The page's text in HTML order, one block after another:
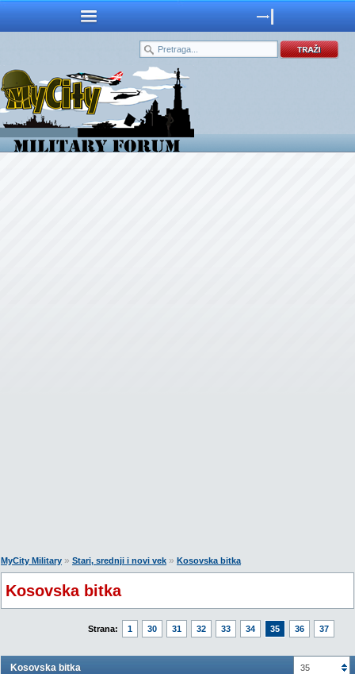
MyCity Military » Stari, srednji i novi vek » Kosovska bitka
Kosovska bitka
Strana: 1 30 31 32 33 34 35 36 37
35
Kosovska bitka